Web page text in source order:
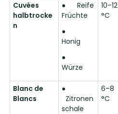
Cuvées
halbtrocke
n
●
Reife
Früchte
●
Honig
●
Würze
10–12
°C
Blanc de
Blancs
●
Zitronen
schale
6–8
°C